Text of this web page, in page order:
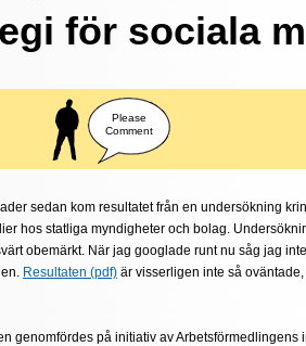
för sociala
Please
Comment
sedan kom resultatet från en undersökning
hos statliga myndigheter och bolag.
obemärkt. När jag googlade runt nu såg jag
Resultaten (pdf) är visserligen inte så
genomfördes på initiativ av Arbetsförmedlingens